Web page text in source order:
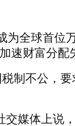
为全球首位
速财富分配
制不公，
交媒体上说